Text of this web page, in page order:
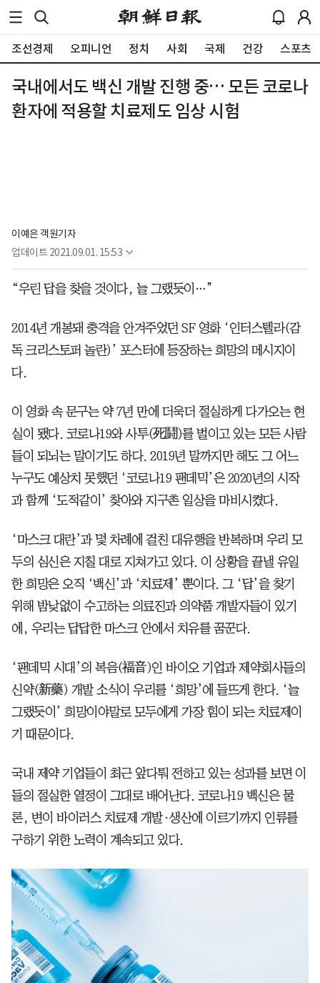
조선경제 오피니언 정치 사회 국제 건강 스포츠
국내에서도 백신 개발 진행 중… 모든 코로나
환자에 적용할 치료제도 임상 시험
이예은 객원기자
업데이트 2021.09.01. 15:53
“우린 답을 찾을 것이다, 늘 그랬듯이…”
2014년 개봉돼 충격을 안겨주었던 SF 영화 ‘인터스텔라(감
독 크리스토퍼 놀란)’ 포스터에 등장하는 희망의 메시지이
다.
이 영화 속 문구는 약 7년 만에 더욱더 절실하게 다가오는 현
실이 됐다. 코로나19와 사투(死鬪)를 벌이고 있는 모든 사람
들이 되뇌는 말이기도 하다. 2019년 말까지만 해도 그 어느
누구도 예상치 못했던 ‘코로나19 팬데믹’은 2020년의 시작
과 함께 ‘도적같이’ 찾아와 지구촌 일상을 마비시켰다.
‘마스크 대란’과 몇 차례에 걸친 대유행을 반복하며 우리 모
두의 심신은 지칠 대로 지쳐가고 있다. 이 상황을 끝낼 유일
한 희망은 오직 ‘백신’과 ‘치료제’ 뿐이다. 그 ‘답’을 찾기
위해 밤낮없이 수고하는 의료진과 의약품 개발자들이 있기
에, 우리는 답답한 마스크 안에서 치유를 꿈꾼다.
‘팬데믹 시대’의 복음(福音)인 바이오 기업과 제약회사들의
신약(新藥) 개발 소식이 우리를 ‘희망’에 들뜨게 한다. ‘늘
그랬듯이’ 희망이야말로 모두에게 가장 힘이 되는 치료제이
기 때문이다.
국내 제약 기업들이 최근 앞다퉈 전하고 있는 성과를 보면 이
들의 절실한 열정이 그대로 배어난다. 코로나19 백신은 물
론, 변이 바이러스 치료제 개발·생산에 이르기까지 인류를
구하기 위한 노력이 계속되고 있다.